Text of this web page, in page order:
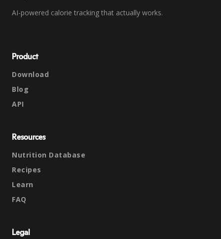
AI-powered calorie tracking that actually works.
Product
Download
Blog
API
Resources
Nutrition Database
Recipes
Learn
FAQ
Legal